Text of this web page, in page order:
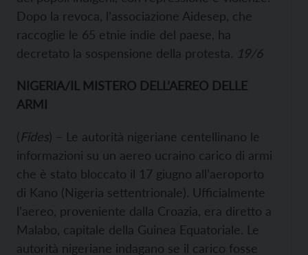
Dopo la revoca, l’associazione Aidesep, che
raccoglie le 65 etnie indie del paese, ha
decretato la sospensione della protesta. 19/6
NIGERIA/IL MISTERO DELL’AEREO DELLE
ARMI
(Fides) – Le autorità nigeriane centellinano le
informazioni su un aereo ucraino carico di armi
che è stato bloccato il 17 giugno all’aeroporto
di Kano (Nigeria settentrionale). Ufficialmente
l’aereo, proveniente dalla Croazia, era diretto a
Malabo, capitale della Guinea Equatoriale. Le
autorità nigeriane indagano se il carico fosse